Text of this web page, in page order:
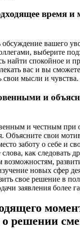
время и
вашего
выберите
найти спокойное и
вас и вы
свои мысли и чувства.
и
и честным при
Объясните свои
заботу о себе и
как следовать
возможностям,
новых сфер
свое решение в
заявления более
решении